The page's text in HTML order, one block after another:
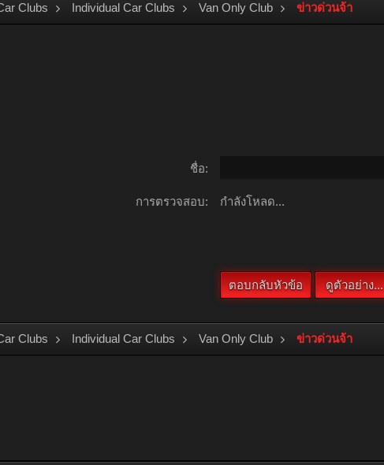
Clubs Individual Car Clubs Van Only Club ข่าวด่วนจ้า
ชื่อ:
การตรวจสอบ: กำลังโหลด...
Clubs Individual Car Clubs Van Only Club ข่าวด่วนจ้า